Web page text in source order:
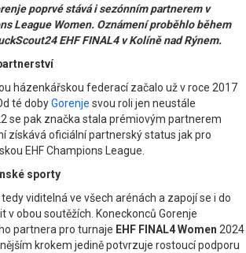
poprvé stává i sezónním partnerem v
League Women. Oznámení proběhlo během
EHF FINAL4 v Kolíně nad Rýnem.
házenkářskou federací začalo už v roce 2017
té dobyGorenje svou roli jen neustále
se pak značka stala prémiovým partnerem
získává oficiální partnerský status jak pro
EHF Champions League.
sporty
viditelná ve všech arénách a zapojí se i do
v obou soutěžích. Koneckonců Gorenje
partnera pro turnaje EHF FINAL4 Women 2024
krokem jedině potvrzuje rostoucí podporu